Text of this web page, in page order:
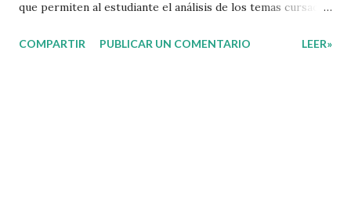
que permiten al estudiante el análisis de los temas cursados
niños podrán relacionar aquellos contenidos que sean de su
COMPARTIR PUBLICAR UN COMENTARIO LEER»